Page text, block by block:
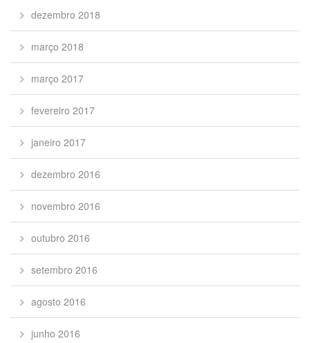
dezembro 2018
março 2018
março 2017
fevereiro 2017
janeiro 2017
dezembro 2016
novembro 2016
outubro 2016
setembro 2016
agosto 2016
junho 2016